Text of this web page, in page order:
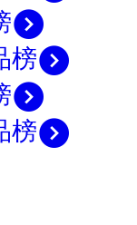
榜
榜